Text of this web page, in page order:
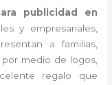
publicidad en
y empresariales,
a familias,
medio de logos,
regalo que